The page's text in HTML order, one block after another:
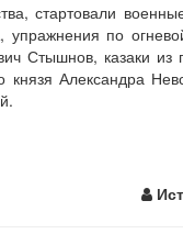
стартовали
по
Стышнов, казаки
князя Александра